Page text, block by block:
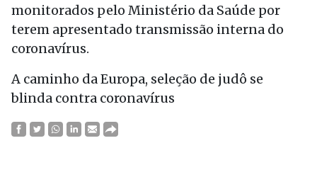
monitorados pelo Ministério da Saúde por
terem apresentado transmissão interna do
coronavírus.
A caminho da Europa, seleção de judô se
blinda contra coronavírus